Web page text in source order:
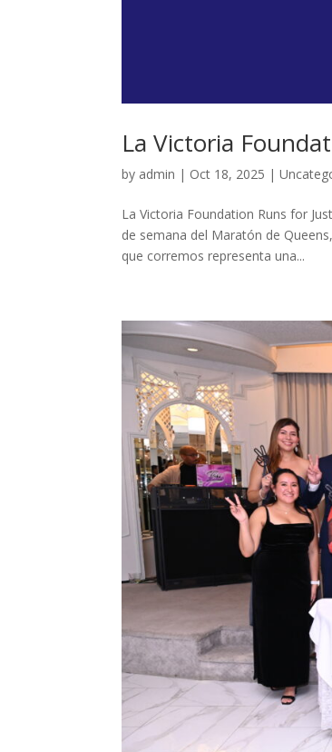
La Victoria
by admin | Oct 18, 2025 |
La Victoria Foundation Runs for
de semana del Maratón de
que corremos representa una...